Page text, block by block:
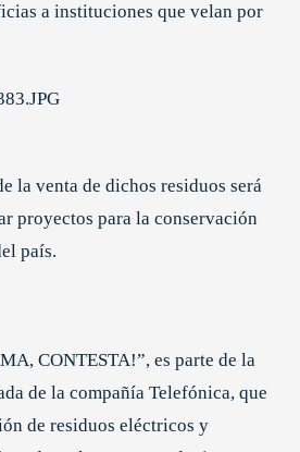
a instituciones que velan por
la venta de dichos residuos será
proyectos para la conservación
país.
CONTESTA!”, es parte de la
de la compañía Telefónica, que
de residuos eléctricos y